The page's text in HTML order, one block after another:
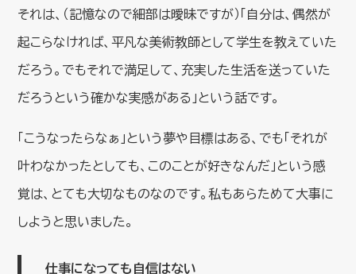
それは、（記憶なので細部は曖昧ですが）「自分は、偶然が
起こらなければ、平凡な美術教師として学生を教えていた
だろう。でもそれで満足して、充実した生活を送っていた
だろうという確かな実感がある」という話です。
「こうなったらなぁ」という夢や目標はある、でも「それが
叶わなかったとしても、このことが好きなんだ」という感
覚は、とても大切なものなのです。私もあらためて大事に
しようと思いました。
仕事になっても自信はない